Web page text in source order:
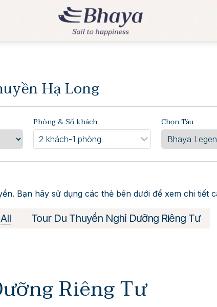
Hạ Long
Phòng & Số khách
2 khách-1 phòng
Chọn Tàu
Bạn hãy sử dụng các thẻ bên dưới để xem chi tiết
All Tour Du Thuyền Nghỉ Dưỡng Riêng Tư
Riêng Tư